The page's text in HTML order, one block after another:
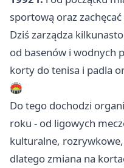
sportową oraz
Dziś zarządza
od basenów i wodnych
korty do tenisa i padla
🏟️
Do tego dochodzi
roku - od ligowych
kulturalne, rozrywkowe,
dlatego zmiana na